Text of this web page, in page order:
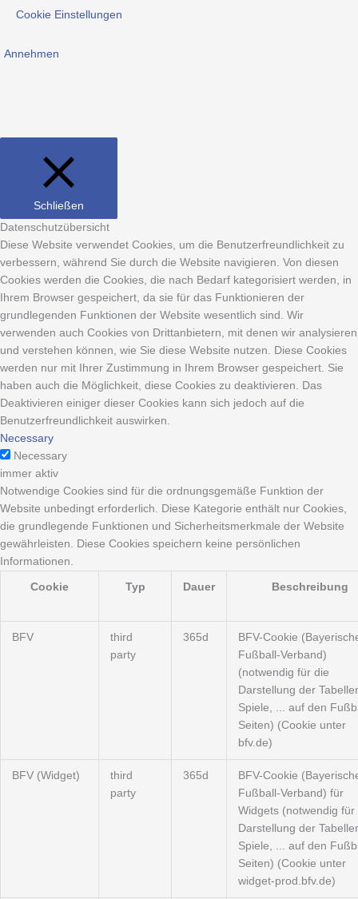
Cookie Einstellungen
Annehmen
Schließen
Datenschutzübersicht
Diese Website verwendet Cookies, um die Benutzerfreundlichkeit zu
verbessern, während Sie durch die Website navigieren. Von diesen
Cookies werden die Cookies, die nach Bedarf kategorisiert werden, in
Ihrem Browser gespeichert, da sie für das Funktionieren der
grundlegenden Funktionen der Website wesentlich sind. Wir
verwenden auch Cookies von Drittanbietern, mit denen wir analysieren
und verstehen können, wie Sie diese Website nutzen. Diese Cookies
werden nur mit Ihrer Zustimmung in Ihrem Browser gespeichert. Sie
haben auch die Möglichkeit, diese Cookies zu deaktivieren. Das
Deaktivieren einiger dieser Cookies kann sich jedoch auf die
Benutzerfreundlichkeit auswirken.
Necessary
Necessary
immer aktiv
Notwendige Cookies sind für die ordnungsgemäße Funktion der
Website unbedingt erforderlich. Diese Kategorie enthält nur Cookies,
die grundlegende Funktionen und Sicherheitsmerkmale der Website
gewährleisten. Diese Cookies speichern keine persönlichen
Informationen.
Cookie Typ Dauer Beschreibung
BFV
third
party
365d
BFV-Cookie
Fußball-Verband)
(notwendig für die
Darstellung der
Spiele, ... auf den
Seiten) (Cookie unter
bfv.de)
BFV (Widget)
third
party
365d
BFV-Cookie
Fußball-Verband) für
Widgets (notwendig für
Darstellung der
Spiele, ... auf den
Seiten) (Cookie unter
widget-prod.bfv.de)